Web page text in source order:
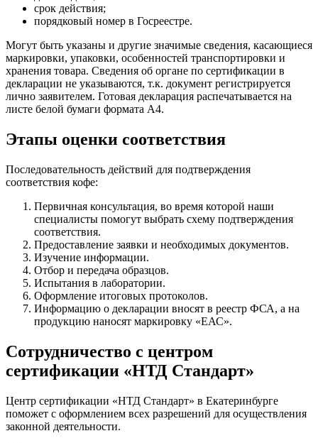
срок действия;
порядковый номер в Госреестре.
Могут быть указаны и другие значимые сведения, касающиеся
маркировки, упаковки, особенностей транспортировки и
хранения товара. Сведения об органе по сертификации в
декларации не указываются, т.к. документ регистрируется
лично заявителем. Готовая декларация распечатывается на
листе белой бумаги формата А4.
Этапы оценки соответствия
Последовательность действий для подтверждения
соответствия кофе:
Первичная консультация, во время которой наши
специалисты помогут выбрать схему подтверждения
соответствия.
Предоставление заявки и необходимых документов.
Изучение информации.
Отбор и передача образцов.
Испытания в лаборатории.
Оформление итоговых протоколов.
Информацию о декларации вносят в реестр ФСА, а на
продукцию наносят маркировку «ЕАС».
Сотрудничество с центром
сертификации «НТД Стандарт»
Центр сертификации «НТД Стандарт» в Екатеринбурге
поможет с оформлением всех разрешений для осуществления
законной деятельности.